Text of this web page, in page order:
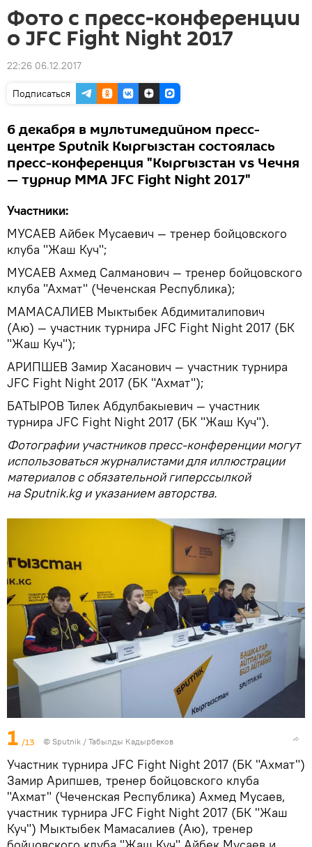
Фото с пресс-конференции
о JFC Fight Night 2017
22:26 06.12.2017
Подписаться
6 декабря в мультимедийном пресс-
центре Sputnik Кыргызстан состоялась
пресс-конференция "Кыргызстан vs Чечня
— турнир ММА JFC Fight Night 2017"
Участники:
МУСАЕВ Айбек Мусаевич — тренер бойцовского
клуба "Жаш Куч";
МУСАЕВ Ахмед Салманович — тренер бойцовского
клуба "Ахмат" (Чеченская Республика);
МАМАСАЛИЕВ Мыктыбек Абдимиталипович
(Аю) — участник турнира JFC Fight Night 2017 (БК
"Жаш Куч");
АРИПШЕВ Замир Хасанович — участник турнира
JFC Fight Night 2017 (БК "Ахмат");
БАТЫРОВ Тилек Абдулбакыевич — участник
турнира JFC Fight Night 2017 (БК "Жаш Куч").
Фотографии участников пресс-конференции могут
использоваться журналистами для иллюстрации
материалов с обязательной гиперссылкой
на Sputnik.kg и указанием авторства.
1 /13 © Sputnik / Табылды Кадырбеков
Участник турнира JFC Fight Night 2017 (БК "Ахмат")
Замир Арипшев, тренер бойцовского клуба
"Ахмат" (Чеченская Республика) Ахмед Мусаев,
участник турнира JFC Fight Night 2017 (БК "Жаш
Куч") Мыктыбек Мамасалиев (Аю), тренер